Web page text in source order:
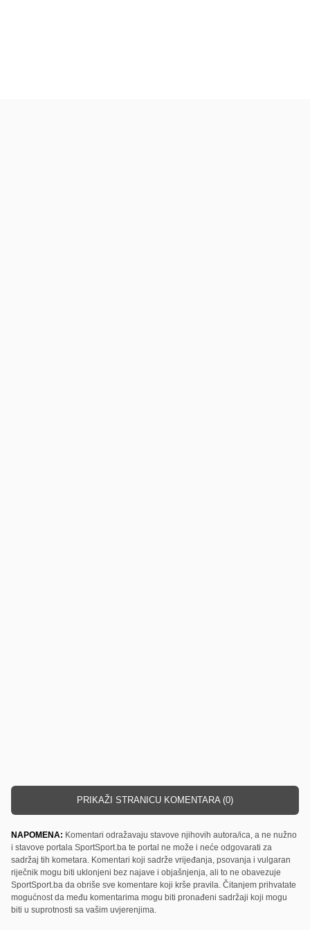
PRIKAŽI STRANICU KOMENTARA (0)
NAPOMENA: Komentari odražavaju stavove njihovih autora/ica, a ne nužno
i stavove portala SportSport.ba te portal ne može i neće odgovarati za
sadržaj tih kometara. Komentari koji sadrže vrijeđanja, psovanja i vulgaran
riječnik mogu biti uklonjeni bez najave i objašnjenja, ali to ne obavezuje
SportSport.ba da obriše sve komentare koji krše pravila. Čitanjem prihvatate
mogućnost da među komentarima mogu biti pronađeni sadržaji koji mogu
biti u suprotnosti sa vašim uvjerenjima.